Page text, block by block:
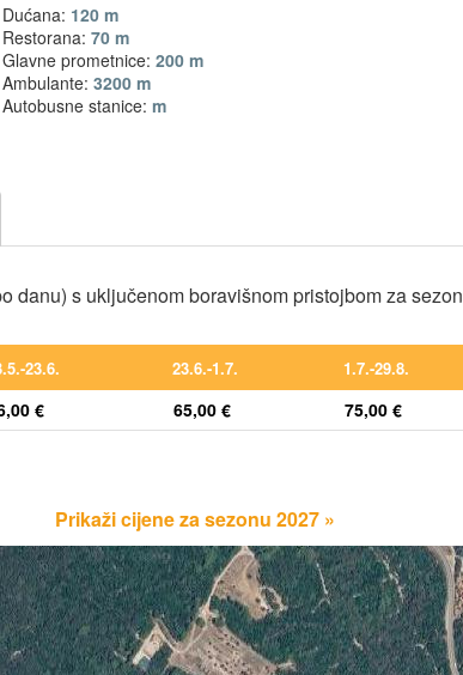
Dućana: 120 m
Restorana:70 m
Glavne prometnice:200 m
Ambulante:3200 m
Autobusne stanice:m
danu) s uključenom boravišnom pristojbom za
23.6. 23.6.-1.7. 1.7.-29.8.
€ 65,00 € 75,00 €
Prikaži cijene za sezonu 2027 »